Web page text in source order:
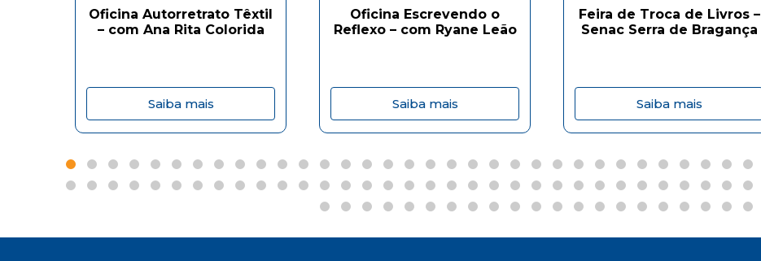
Oficina Autorretrato Têxtil
– com Ana Rita Colorida
Saiba mais
Oficina Escrevendo o
Reflexo – com Ryane Leão
Saiba mais
Feira de Troca de Livros –
Senac Serra de Bragança
Saiba mais